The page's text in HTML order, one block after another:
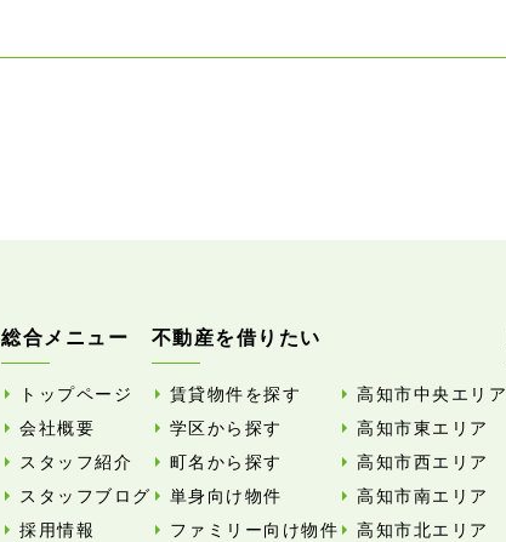
総合メニュー
トップページ
会社概要
スタッフ紹介
スタッフブログ
採用情報
不動産を借りたい
賃貸物件を探す
学区から探す
町名から探す
単身向け物件
ファミリー向け物件
高知市中央エリア
高知市東エリア
高知市西エリア
高知市南エリア
高知市北エリア